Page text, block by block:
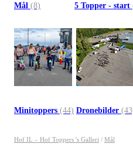
Mål (8) 5 Topper - start
Minitoppers (44) Dronebilder
Hof IL – Hof Toppers 's Galleri / Mål